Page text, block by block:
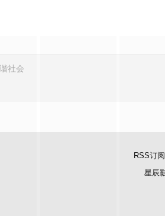
RSS订阅
星辰